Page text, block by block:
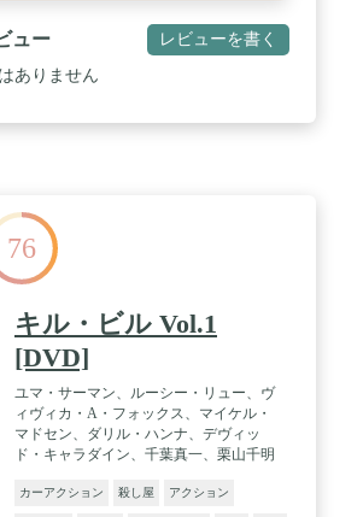
ュー レビューを書く
ありません
76
キル・ビル Vol.1
[DVD]
ユマ・サーマン、ルーシー・リュー、ヴ
ィヴィカ・A・フォックス、マイケル・
マドセン、ダリル・ハンナ、デヴィッ
ド・キャラダイン、千葉真一、栗山千明
カーアクション 殺し屋 アクション